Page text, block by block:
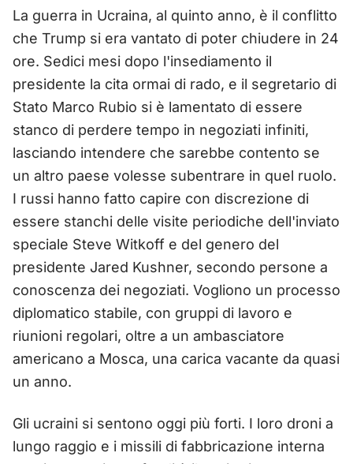
La guerra in Ucraina, al quinto anno, è il conflitto
che Trump si era vantato di poter chiudere in 24
ore. Sedici mesi dopo l'insediamento il
presidente la cita ormai di rado, e il segretario di
Stato Marco Rubio si è lamentato di essere
stanco di perdere tempo in negoziati infiniti,
lasciando intendere che sarebbe contento se
un altro paese volesse subentrare in quel ruolo.
I russi hanno fatto capire con discrezione di
essere stanchi delle visite periodiche dell'inviato
speciale Steve Witkoff e del genero del
presidente Jared Kushner, secondo persone a
conoscenza dei negoziati. Vogliono un processo
diplomatico stabile, con gruppi di lavoro e
riunioni regolari, oltre a un ambasciatore
americano a Mosca, una carica vacante da quasi
un anno.
Gli ucraini si sentono oggi più forti. I loro droni a
lungo raggio e i missili di fabbricazione interna